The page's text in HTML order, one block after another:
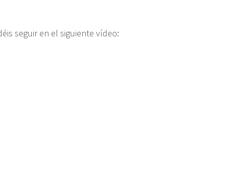
seguir en el siguiente vídeo: